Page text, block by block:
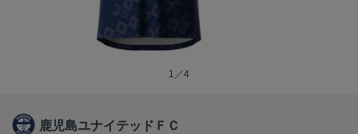
1／4
鹿児島ユナイテッドＦＣ